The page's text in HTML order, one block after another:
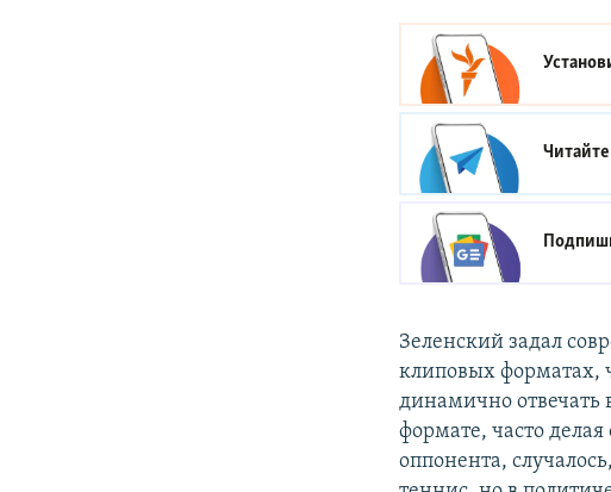
Зеленский задал
клиповых форматах,
динамично отвечать
формате, часто
оппонента,